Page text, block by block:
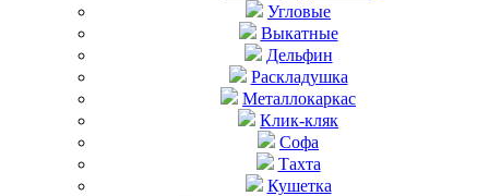
Угловые
Выкатные
Дельфин
Раскладушка
Металлокаркас
Клик-кляк
Софа
Тахта
Кушетка